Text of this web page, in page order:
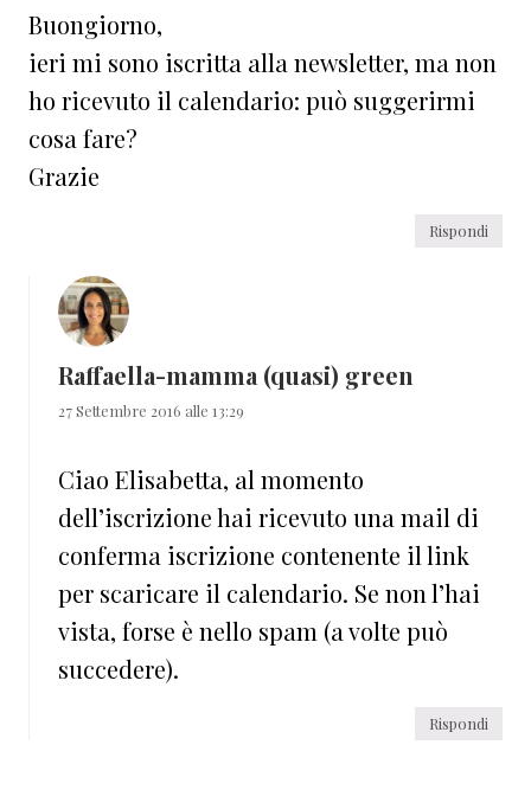
Buongiorno,
ieri mi sono iscritta alla newsletter, ma non
ho ricevuto il calendario: può suggerirmi
cosa fare?
Grazie
Rispondi
Raffaella-mamma (quasi) green
27 Settembre 2016 alle 13:29
Ciao Elisabetta, al momento
dell’iscrizione hai ricevuto una mail di
conferma iscrizione contenente il link
per scaricare il calendario. Se non l’hai
vista, forse è nello spam (a volte può
succedere).
Rispondi